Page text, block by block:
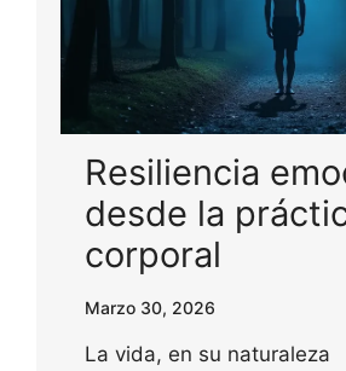
Resiliencia
desde la
corporal
Marzo 30, 2026
La vida, en su naturaleza